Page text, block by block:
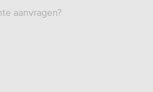
aanvragen?